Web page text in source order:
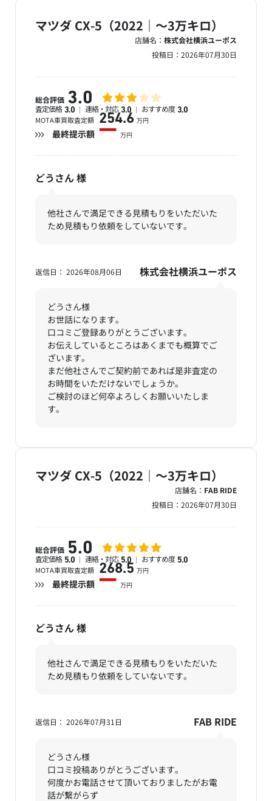
マツダ CX-5（2022｜～3万キロ）
店舗名： 株式会社横浜ユーポス
投稿日： 2026年07月30日
総合評価 3.0
査定価格 3.0 連絡・対応 3.0 おすすめ度 3.0
MOTA車買取査定額 254.6 万円
最終提示額 ー 万円
どうさん様
他社さんで満足できる見積もりをいただいた
ため見積もり依頼をしていないです。
どうさん様
お世話になります。
口コミご登録ありがとうございます。
お伝えしているところはあくまでも概算でご
ざいます。
まだ他社さんでご契約前であれば是非査定の
お時間をいただけないでしょうか。
ご検討のほど何卒よろしくお願いいたしま
す。
株式会社横浜ユーポス
返信日： 2026年08月06日
マツダ CX-5（2022｜～3万キロ）
店舗名： FAB RIDE
投稿日： 2026年07月30日
総合評価 5.0
査定価格 5.0 連絡・対応 5.0 おすすめ度 5.0
MOTA車買取査定額 268.5 万円
最終提示額 ー 万円
どうさん様
他社さんで満足できる見積もりをいただいた
ため見積もり依頼をしていないです。
どうさん様
口コミ投稿ありがとうございます。
何度かお電話させて頂いておりましたがお電
話が繋がらず
FAB RIDE
返信日： 2026年07月31日